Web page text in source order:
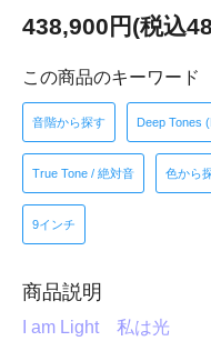
438,900円(税込
この商品のキーワード
音階から探す Deep Tones
True Tone / 絶対音 色から
9インチ
商品説明
I am Light 私は光